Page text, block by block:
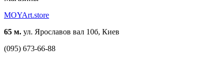
MOYArt.store
65 м. ул. Ярославов вал 10б, Киев
(095) 673-66-88